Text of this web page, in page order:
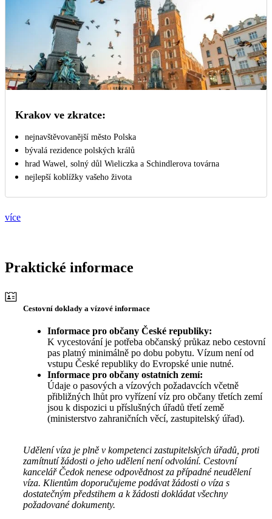
Krakov ve zkratce:
nejnavštěvovanější město Polska
bývalá rezidence polských králů
hrad Wawel, solný důl Wieliczka a Schindlerova továrna
nejlepší koblížky vašeho života
více
Praktické informace
Cestovní doklady a vízové informace
Informace pro občany České republiky:
K vycestování je potřeba občanský průkaz nebo cestovní
pas platný minimálně po dobu pobytu. Vízum není od
vstupu České republiky do Evropské unie nutné.
Informace pro občany ostatních zemí:
Údaje o pasových a vízových požadavcích včetně
přibližných lhůt pro vyřízení víz pro občany třetích zemí
jsou k dispozici u příslušných úřadů třetí země
(ministerstvo zahraničních věcí, zastupitelský úřad).
Udělení víza je plně v kompetenci zastupitelských úřadů, proti
zamítnutí žádosti o jeho udělení není odvolání. Cestovní
kancelář Čedok nenese odpovědnost za případné neudělení
víza. Klientům doporučujeme podávat žádosti o víza s
dostatečným předstihem a k žádosti dokládat všechny
požadované dokumenty.